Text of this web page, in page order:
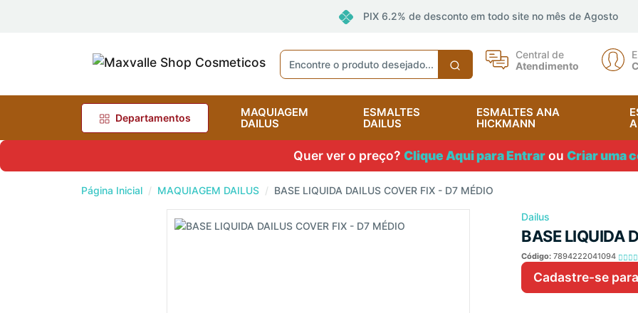
PIX 6.2% de desconto em todo site no mês de Agosto
Central de
Atendimento
Departamentos
MAQUIAGEM
DAILUS
ESMALTES
DAILUS
ESMALTES ANA
HICKMANN
Quer ver o preço? Clique Aqui para Entrarou Criar uma
Página Inicial MAQUIAGEM DAILUS BASE LIQUIDA DAILUS COVER FIX - D7 MÉDIO
Dailus
BASE LIQUIDA
Código: 7894222041094
Cadastre-se